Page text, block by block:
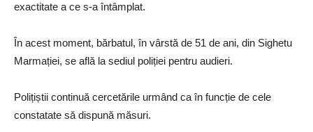
exactitate a ce s-a întâmplat.
În acest moment, bărbatul, în vârstă de 51 de ani, din Sighetu
Marmației, se află la sediul poliției pentru audieri.
Polițiștii continuă cercetările urmând ca în funcție de cele
constatate să dispună măsuri.